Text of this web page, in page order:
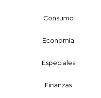
Consumo
Economía
Especiales
Finanzas